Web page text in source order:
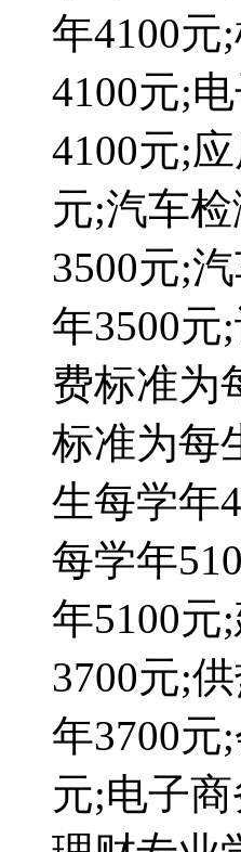
年4100
4100元;
4100元;
元;汽车
3500元;
年3500元
费标准为
标准为每
生每学年
每学年
年5100
3700元;
年3700元
元;电子